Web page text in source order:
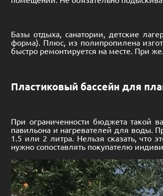
Базы отдыха, санатории, детские
форма). Плюс, из полипропилена
быстро ремонтируется на месте. При
Пластиковый бассейн для
При ограниченности бюджета такой
павильона и нагревателей для воды.
1.5 или 2 литра. Нельзя сказать, что
нужно сопоставлять покупателю